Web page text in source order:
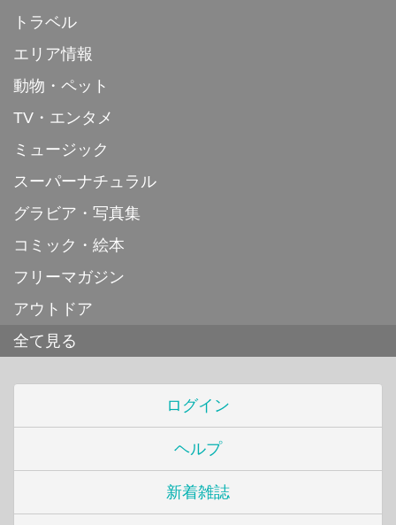
トラベル
エリア情報
動物・ペット
TV・エンタメ
ミュージック
スーパーナチュラル
グラビア・写真集
コミック・絵本
フリーマガジン
アウトドア
全て見る
ログイン
ヘルプ
新着雑誌